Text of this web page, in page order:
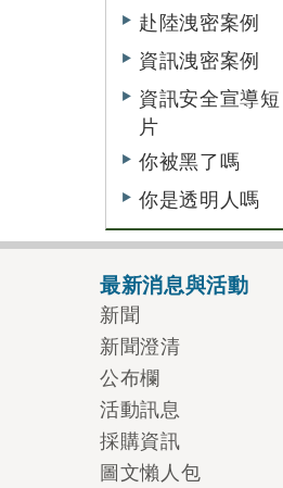
赴陸洩密案例
資訊洩密案例
資訊安全宣導短
片
你被黑了嗎
你是透明人嗎
最新消息與活動
新聞
新聞澄清
公布欄
活動訊息
採購資訊
圖文懶人包